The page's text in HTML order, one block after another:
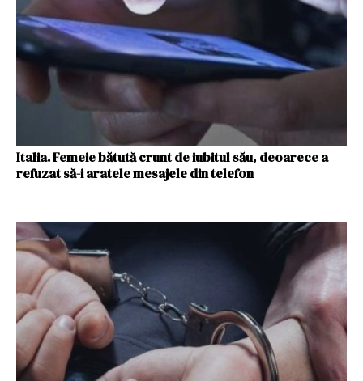
Italia. Femeie bătută crunt de iubitul său, deoarece a
refuzat să-i aratele mesajele din telefon